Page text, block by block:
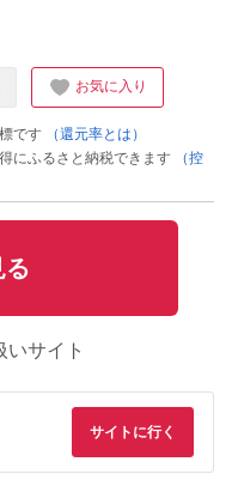
お気に入り
です
（還元率とは）
にふるさと納税できます
（控
いサイト
サイトに行く